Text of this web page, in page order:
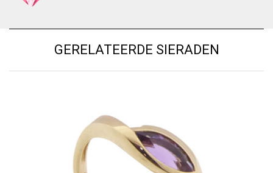
GERELATEERDE SIERADEN